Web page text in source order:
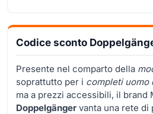
Codice sconto
Presente nel comparto della
soprattutto per i completi uomo
ma a prezzi accessibili, il brand
Doppelgänger vanta una rete di